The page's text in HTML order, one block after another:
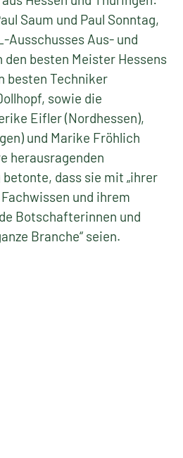
Saum und Paul Sonntag,
Ausschusses Aus- und
besten Meister Hessens
besten Techniker
sowie die
Eifler (Nordhessen),
und Marike Fröhlich
herausragenden
dass sie mit „ihrer
und ihrem
Botschafterinnen und
Branche“ seien.